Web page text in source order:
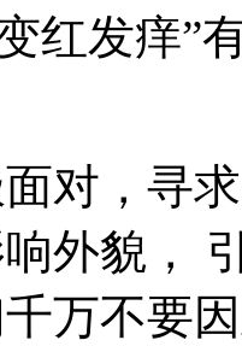
红发痒”
对，寻
外貌，
万不要